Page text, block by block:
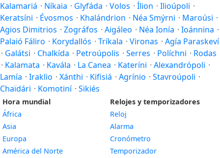
Kalamariá · Níkaia · Glyfáda · Volos · Ílion · Ilioúpoli ·
Keratsíni · Évosmos · Khalándrion · Néa Smýrni · Maroúsi ·
Agios Dimitrios · Zográfos · Aigáleo · Néa Ionía · Ioánnina ·
Palaió Fáliro · Korydallós · Tríkala · Vironas · Agía Paraskeví
· Galátsi · Chalkída · Petroúpolis · Serres · Políchni · Rodas
· Kalamata · Kavála · La Canea · Kateríni · Alexandrópoli ·
Lamía · Iraklio · Xánthi · Kifisiá · Agrínio · Stavroúpoli ·
Chaïdári · Komotiní · Sikiés
Hora mundial
África
Asia
Europa
América del Norte
Relojes y temporizadores
Reloj
Alarma
Cronómetro
Temporizador